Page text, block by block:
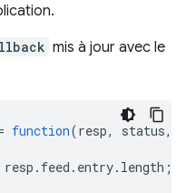
mis à jour avec le
function(resp, status,
resp . feed . entry. length ;